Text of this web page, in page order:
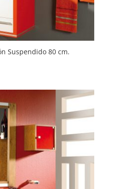
Suspendido 80 cm.